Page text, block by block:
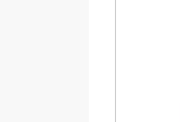
Wechat: